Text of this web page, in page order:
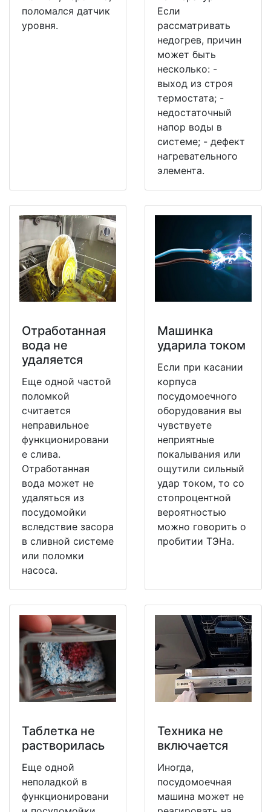
поломался датчик
уровня.
Если
рассматривать
недогрев, причин
может быть
несколько: -
выход из строя
термостата; -
недостаточный
напор воды в
системе; - дефект
нагревательного
элемента.
Отработанная
вода не
удаляется
Еще одной частой
поломкой
считается
неправильное
функционировани
е слива.
Отработанная
вода может не
удаляться из
посудомойки
вследствие засора
в сливной системе
или поломки
насоса.
Машинка
ударила током
Если при касании
корпуса
посудомоечного
оборудования вы
чувствуете
неприятные
покалывания или
ощутили сильный
удар током, то со
стопроцентной
вероятностью
можно говорить о
пробитии ТЭНа.
Таблетка не
растворилась
Еще одной
неполадкой в
функционировани
Техника не
включается
Иногда,
посудомоечная
машина может не